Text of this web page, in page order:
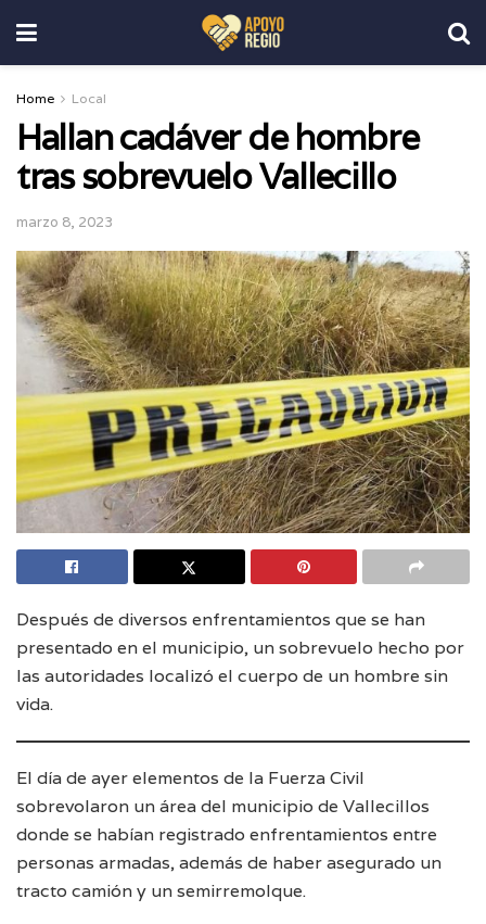
Home Local
Hallan cadáver de hombre
tras sobrevuelo Vallecillo
marzo 8, 2023
Después de diversos enfrentamientos que se han
presentado en el municipio, un sobrevuelo hecho por
las autoridades localizó el cuerpo de un hombre sin
vida.
El día de ayer elementos de la Fuerza Civil
sobrevolaron un área del municipio de Vallecillos
donde se habían registrado enfrentamientos entre
personas armadas, además de haber asegurado un
tracto camión y un semirremolque.